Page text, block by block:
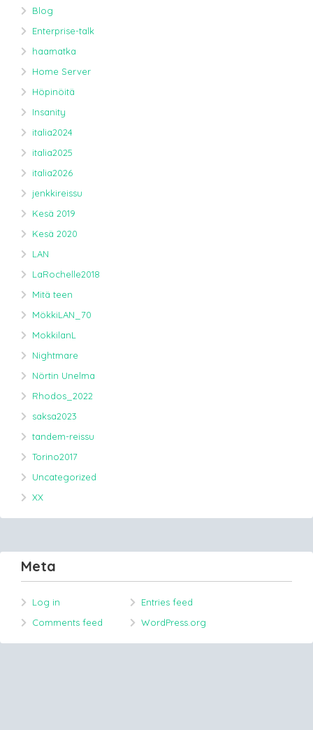
Blog
Enterprise-talk
haamatka
Home Server
Höpinöitä
Insanity
italia2024
italia2025
italia2026
jenkkireissu
Kesä 2019
Kesä 2020
LAN
LaRochelle2018
Mitä teen
MökkiLAN_70
MokkilanL
Nightmare
Nörtin Unelma
Rhodos_2022
saksa2023
tandem-reissu
Torino2017
Uncategorized
XX
Meta
Log in
Entries feed
Comments feed
WordPress.org